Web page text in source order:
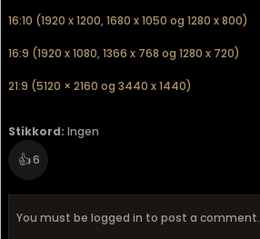
16:10 (1920 x 1200, 1680 x 1050 og 1280 x 800)
16:9 (1920 x 1080, 1366 x 768 og 1280 x 720)
21:9 (5120 × 2160 og 3440 x 1440)
Stikkord: Ingen
👍6
You must be logged in to post a comment.